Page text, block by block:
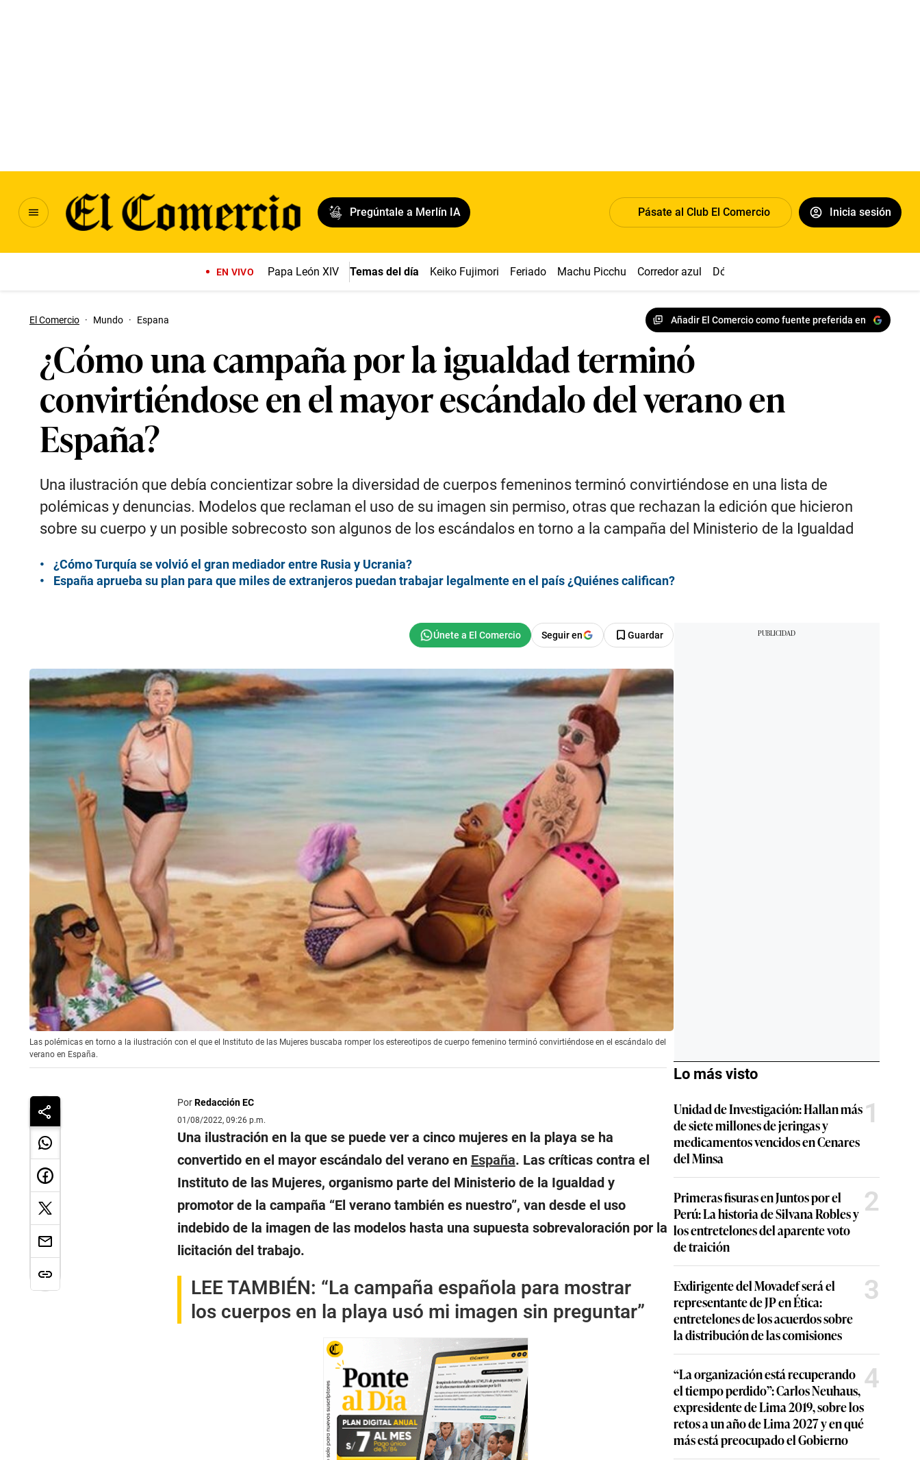
Pregúntale a Merlín IA Pásate al Club El Comercio Inicia sesión
EN VIVO Papa León XIV Temas del día Keiko Fujimori Feriado Machu Picchu Corredor azul Dólar
El Comercio · Mundo · Espana Añadir El Comercio como fuente preferida en
¿Cómo una campaña por la igualdad terminó
convirtiéndose en el mayor escándalo del verano en
España?
Una ilustración que debía concientizar sobre la diversidad de cuerpos femeninos terminó convirtiéndose en una lista de
polémicas y denuncias. Modelos que reclaman el uso de su imagen sin permiso, otras que rechazan la edición que hicieron
sobre su cuerpo y un posible sobrecosto son algunos de los escándalos en torno a la campaña del Ministerio de la Igualdad
¿Cómo Turquía se volvió el gran mediador entre Rusia y Ucrania?
España aprueba su plan para que miles de extranjeros puedan trabajar legalmente en el país ¿Quiénes califican?
Seguir en Guardar
Las polémicas en torno a la ilustración con el que el Instituto de las Mujeres buscaba romper los estereotipos de cuerpo femenino terminó convirtiéndose en el escándalo del
verano en España.
PorRedacción EC
01/08/2022, 09:26 p.m.
Una ilustración en la que se puede ver a cinco mujeres en la playa se ha
convertido en el mayor escándalo del verano en España. Las críticas contra el
Instituto de las Mujeres, organismo parte del Ministerio de la Igualdad y
promotor de la campaña “El verano también es nuestro”, van desde el uso
indebido de la imagen de las modelos hasta una supuesta sobrevaloración por la
licitación del trabajo.
LEE TAMBIÉN: “La campaña española para mostrar
los cuerpos en la playa usó mi imagen sin preguntar”
Lo más visto
Unidad de Investigación: Hallan más
de siete millones de jeringas y
medicamentos vencidos en Cenares
del Minsa
1
Primeras fisuras en Juntos por el
Perú: La historia de Silvana Robles y
los entretelones del aparente voto
de traición
2
Exdirigente del Movadef será el
representante de JP en Ética:
entretelones de los acuerdos sobre
la distribución de las comisiones
3
“La organización está recuperando
el tiempo perdido”: Carlos Neuhaus,
expresidente de Lima 2019, sobre los
retos a un año de Lima 2027 y en qué
más está preocupado el Gobierno
4